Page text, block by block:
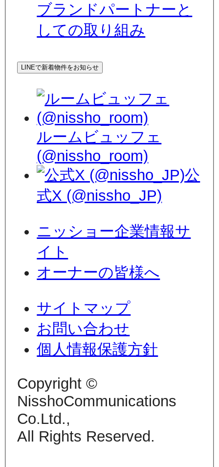
ブランドパートナーと
しての取り組み
LINEで新着物件をお知らせ
ルームビュッフェ
(@nissho_room)
公
式X (@nissho_JP)
ニッショー企業情報サ
イト
オーナーの皆様へ
サイトマップ
お問い合わせ
個人情報保護方針
Copyright ©
NisshoCommunications
Co.Ltd.,
All Rights Reserved.